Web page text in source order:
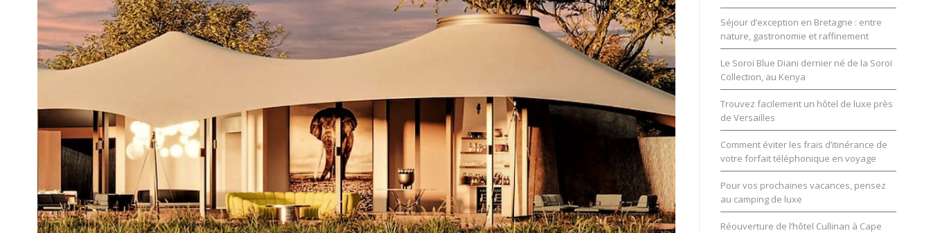
Séjour d’exception en Bretagne : entre
nature, gastronomie et raffinement
Le Soroï Blue Diani dernier né de la Soroï
Collection, au Kenya
Trouvez facilement un hôtel de luxe près
de Versailles
Comment éviter les frais d’itinérance de
votre forfait téléphonique en voyage
Pour vos prochaines vacances, pensez
au camping de luxe
Réouverture de l’hôtel Cullinan à Cape